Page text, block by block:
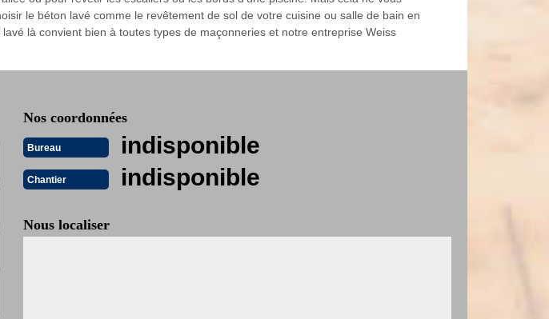
le béton lavé comme le revêtement de sol de votre cuisine ou salle de bain en
là convient bien à toutes types de maçonneries et notre entreprise Weiss
Nos coordonnées
Bureau indisponible
Chantier indisponible
Nous localiser